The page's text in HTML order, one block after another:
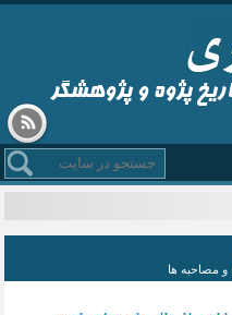
پژوه و پژوهشگر
و مصاحبه ها